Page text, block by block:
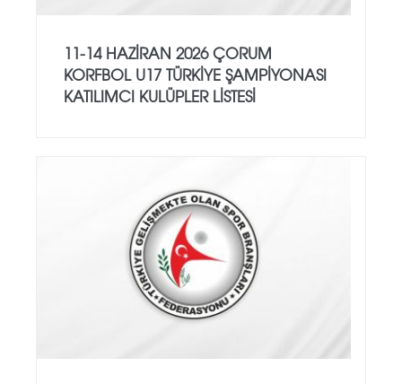
11-14 HAZİRAN 2026 ÇORUM
KORFBOL U17 TÜRKİYE ŞAMPİYONASI
KATILIMCI KULÜPLER LİSTESİ